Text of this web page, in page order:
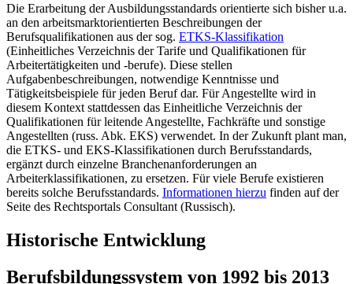
Die Erarbeitung der Ausbildungsstandards orientierte sich bisher u.a.
an den arbeitsmarktorientierten Beschreibungen der
Berufsqualifikationen aus der sog. ETKS-Klassifikation
(Einheitliches Verzeichnis der Tarife und Qualifikationen für
Arbeitertätigkeiten und -berufe). Diese stellen
Aufgabenbeschreibungen, notwendige Kenntnisse und
Tätigkeitsbeispiele für jeden Beruf dar. Für Angestellte wird in
diesem Kontext stattdessen das Einheitliche Verzeichnis der
Qualifikationen für leitende Angestellte, Fachkräfte und sonstige
Angestellten (russ. Abk. EKS) verwendet. In der Zukunft plant man,
die ETKS- und EKS-Klassifikationen durch Berufsstandards,
ergänzt durch einzelne Branchenanforderungen an
Arbeiterklassifikationen, zu ersetzen. Für viele Berufe existieren
bereits solche Berufsstandards. Informationen hierzu finden auf der
Seite des Rechtsportals Consultant (Russisch).
Historische Entwicklung
Berufsbildungssystem von 1992 bis 2013